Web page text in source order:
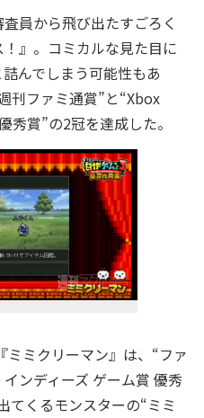
員から飛び出たすごろく
』。コミカルな見た目に
んでしまう可能性もあ
刊ファミ通賞”と“Xbox
秀賞”の2冠を達成した。
ミクリーマン』は、“ファ
ンディーズ ゲーム賞 優秀
てくるモンスターの“ミミ